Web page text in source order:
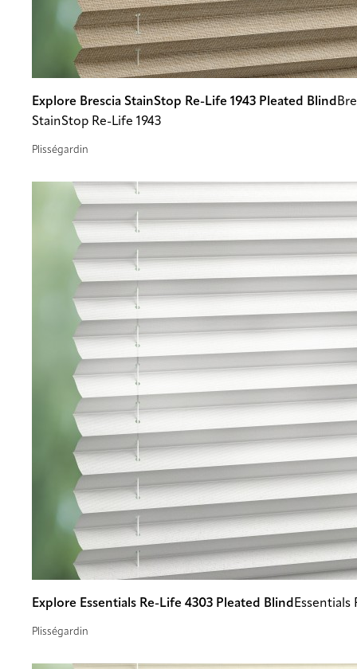
Explore Brescia StainStop Re-Life 1943 Pleated Blind
StainStop Re-Life 1943
Plisségardin
Explore Essentials Re-Life 4303 Pleated Blind Essentials
Plisségardin